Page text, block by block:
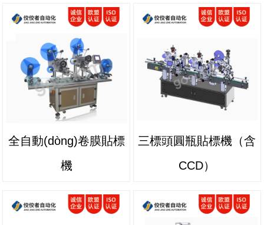
全自動(dòng)卷膜貼標
機
三標頭圓瓶貼標機（含
CCD）